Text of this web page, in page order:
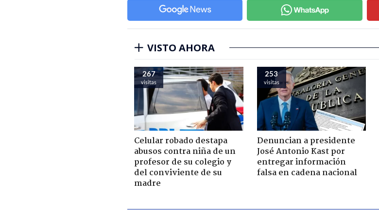
VISTO AHORA
267
visitas
Celular robado destapa
abusos contra niña de un
profesor de su colegio y
del conviviente de su
madre
253
visitas
Denuncian a presidente
José Antonio Kast por
entregar información
falsa en cadena nacional